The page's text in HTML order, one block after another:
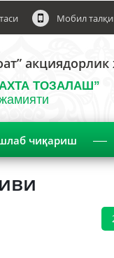
Мобил
ТОЗАЛАШ”
чиқариш